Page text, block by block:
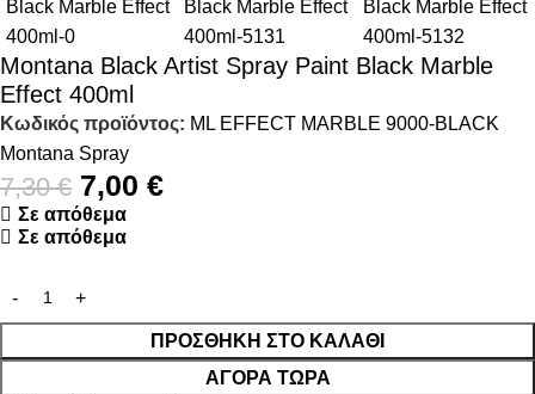
Montana Black Artist Spray Paint Black Marble
Effect 400ml
Κωδικός προϊόντος: ML EFFECT MARBLE 9000-BLACK
Montana Spray
7,30€ 7,00 €
Σε απόθεμα
Σε απόθεμα
ΠΡΟΣΘΉΚΗ ΣΤΟ ΚΑΛΆΘΙ
ΑΓΟΡΆ ΤΏΡΑ